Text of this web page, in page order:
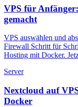
VPS für
gemacht
VPS auswählen und
Firewall Schritt für
Hosting mit Docker.
Server
Nextcloud auf
Docker